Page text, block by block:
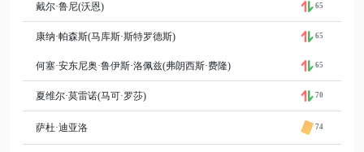
戴尔·鲁尼(沃恩) 65
康纳·帕森斯(马库斯·斯特罗德斯) 65
何塞·安东尼奥·鲁伊斯·洛佩兹(弗朗西斯·费隆) 65
夏维尔·莫雷诺(马可·罗莎) 70
萨杜·迪亚洛 74